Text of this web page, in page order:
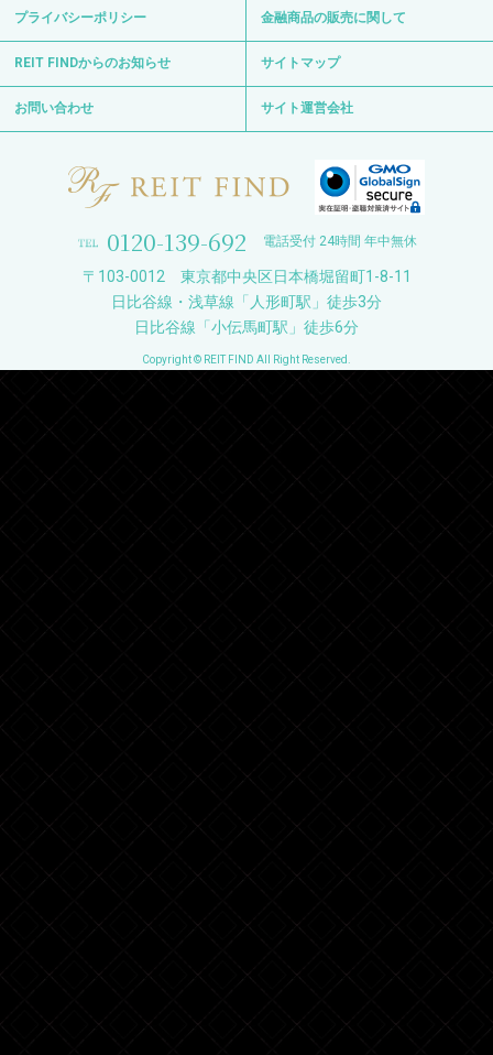
プライバシーポリシー 金融商品の販売に関して
REIT FINDからのお知らせ サイトマップ
お問い合わせ サイト運営会社
0120-139-692 電話受付 24時間 年中無休
〒103-0012 東京都中央区日本橋堀留町1-8-11
日比谷線・浅草線「人形町駅」徒歩3分
日比谷線「小伝馬町駅」徒歩6分
Copyright © REIT FIND All Right Reserved.